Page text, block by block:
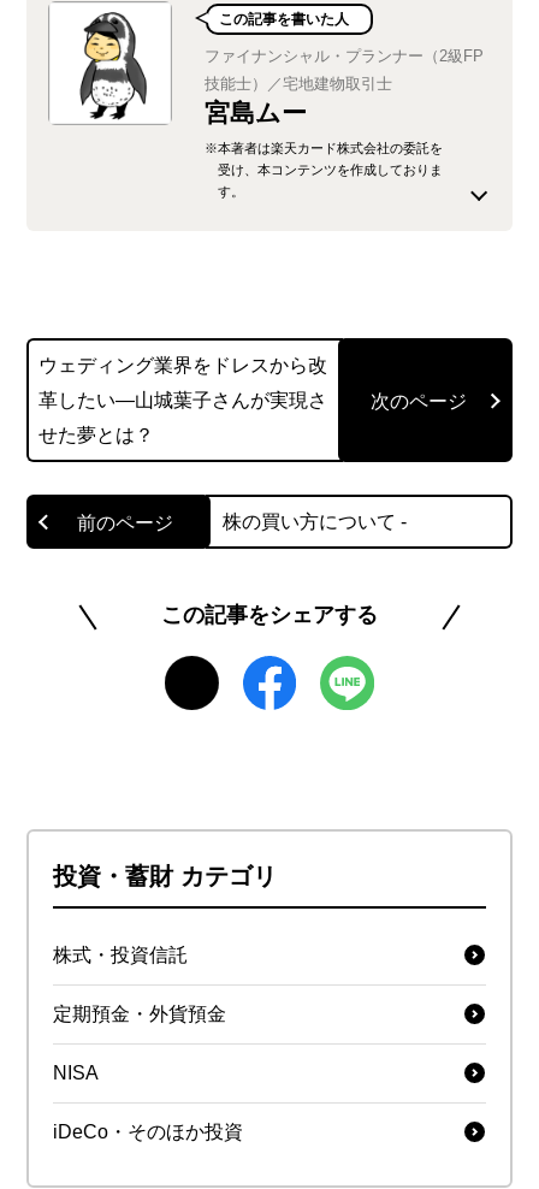
この記事を書いた人
ファイナンシャル・プランナー（2級FP
技能士）／宅地建物取引士
宮島ムー
※本著者は楽天カード株式会社の委託を
受け、本コンテンツを作成しておりま
す。
ています。
https://muumemo.com/
@muumemo
ウェディング業界をドレスから改
革したい―山城葉子さんが実現さ
せた夢とは？
株の買い方について -
この記事をシェアする
投資・蓄財 カテゴリ
株式・投資信託
定期預金・外貨預金
NISA
iDeCo・そのほか投資